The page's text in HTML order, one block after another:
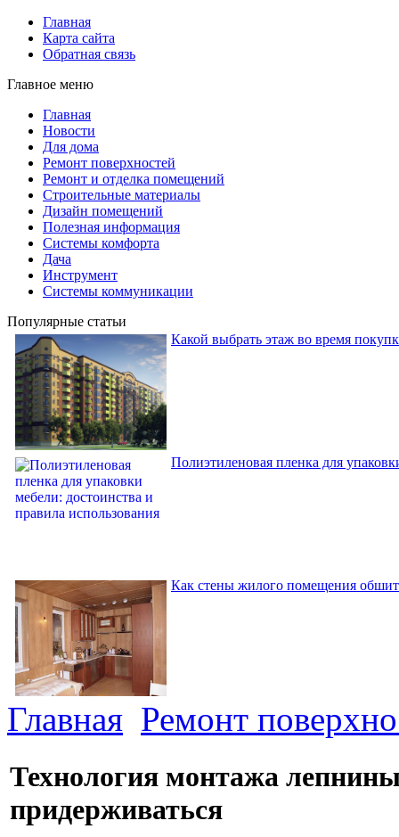
Главная
Карта сайта
Обратная связь
Главное меню
Главная
Новости
Для дома
Ремонт поверхностей
Ремонт и отделка помещений
Строительные материалы
Дизайн помещений
Полезная информация
Системы комфорта
Дача
Инструмент
Системы коммуникации
Популярные статьи
Какой выбрать этаж во время
Полиэтиленовая пленка для
Как стены жилого помещения
Главная Ремонт
Технология монтажа
придерживаться